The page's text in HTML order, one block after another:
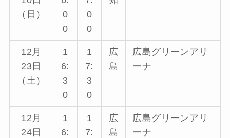
（日）
0
0
0
0
12月
23日
（土）
1
6:
3
0
1
7:
3
0
広
島
広島グリーンアリ
ーナ
12月
24日
1
6:
1
7:
広
島
広島グリーンアリ
ーナ